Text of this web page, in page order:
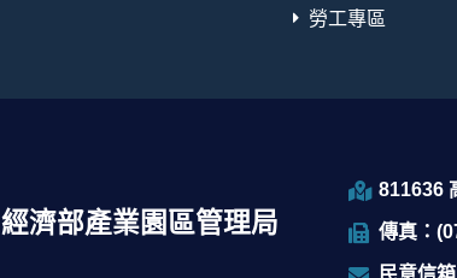
勞工專區
經濟部產業園區管理局
811636
傳真：
民意信